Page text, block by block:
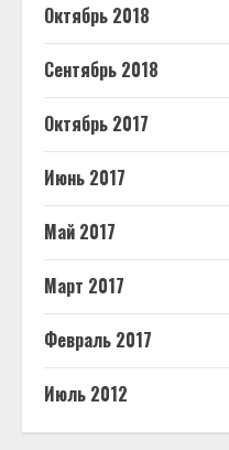
Октябрь 2018
Сентябрь 2018
Октябрь 2017
Июнь 2017
Май 2017
Март 2017
Февраль 2017
Июль 2012